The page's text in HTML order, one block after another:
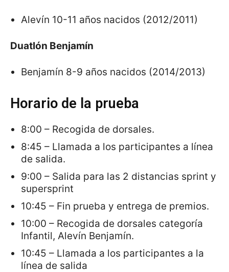
Alevín 10-11 años nacidos (2012/2011)
Duatlón Benjamín
Benjamín 8-9 años nacidos (2014/2013)
Horario de la prueba
8:00 – Recogida de dorsales.
8:45 – Llamada a los participantes a línea
de salida.
9:00 – Salida para las 2 distancias sprint y
supersprint
10:45 – Fin prueba y entrega de premios.
10:00 – Recogida de dorsales categoría
Infantil, Alevín Benjamín.
10:45 – Llamada a los participantes a la
línea de salida